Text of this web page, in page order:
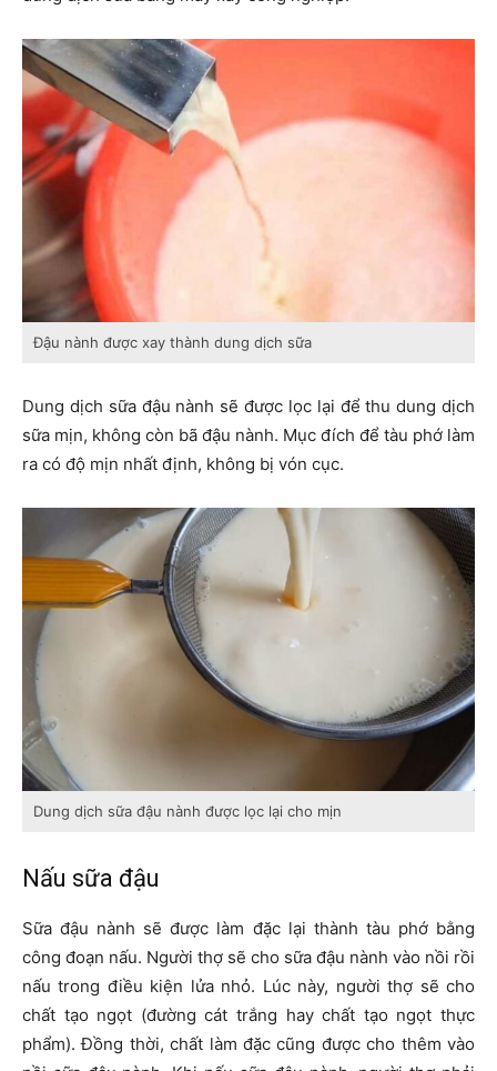
Đậu nành được xay thành dung dịch sữa
Dung dịch sữa đậu nành sẽ được lọc lại để thu dung dịch
sữa mịn, không còn bã đậu nành. Mục đích để tàu phớ làm
ra có độ mịn nhất định, không bị vón cục.
Dung dịch sữa đậu nành được lọc lại cho mịn
Nấu sữa đậu
Sữa đậu nành sẽ được làm đặc lại thành tàu phớ bằng
công đoạn nấu. Người thợ sẽ cho sữa đậu nành vào nồi rồi
nấu trong điều kiện lửa nhỏ. Lúc này, người thợ sẽ cho
chất tạo ngọt (đường cát trắng hay chất tạo ngọt thực
phẩm). Đồng thời, chất làm đặc cũng được cho thêm vào